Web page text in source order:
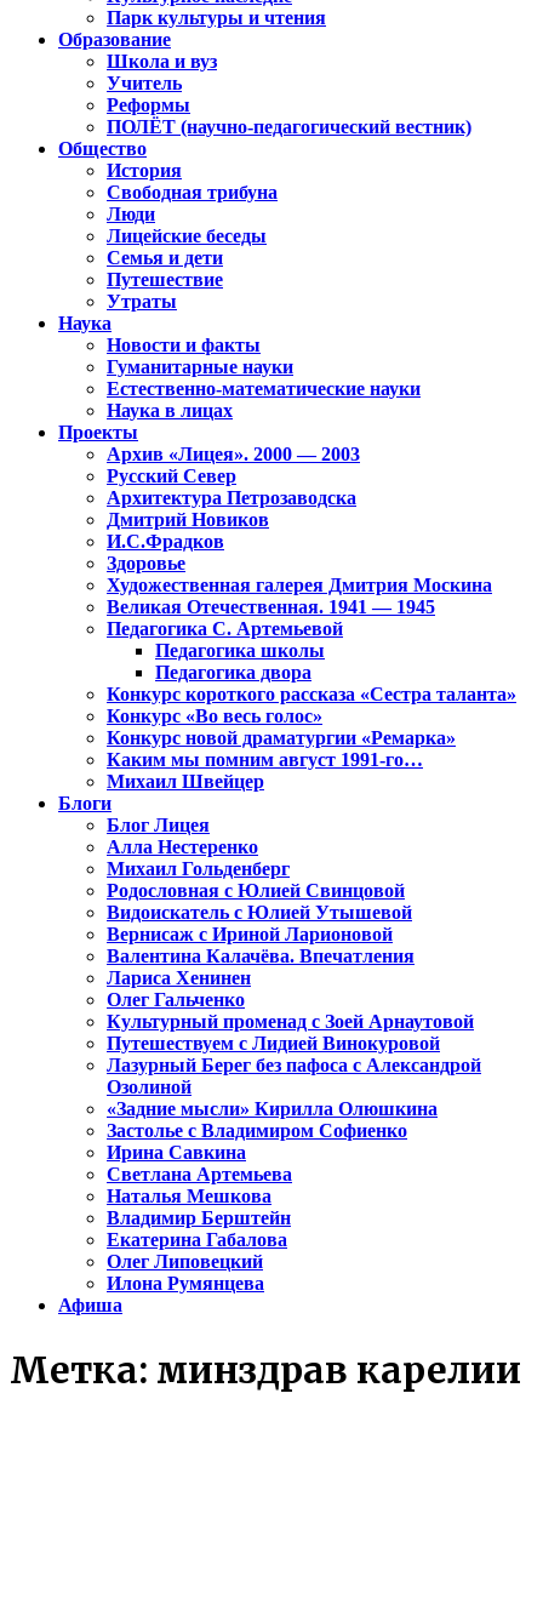
Парк культуры и чтения
Образование
Школа и вуз
Учитель
Реформы
ПОЛЁТ (научно-педагогический вестник)
Общество
История
Свободная трибуна
Люди
Лицейские беседы
Семья и дети
Путешествие
Утраты
Наука
Новости и факты
Гуманитарные науки
Естественно-математические науки
Наука в лицах
Проекты
Архив «Лицея». 2000 — 2003
Русский Север
Архитектура Петрозаводска
Дмитрий Новиков
И.С.Фрадков
Здоровье
Художественная галерея Дмитрия Москина
Великая Отечественная. 1941 — 1945
Педагогика С. Артемьевой
Педагогика школы
Педагогика двора
Конкурс короткого рассказа «Сестра таланта»
Конкурс «Во весь голос»
Конкурс новой драматургии «Ремарка»
Каким мы помним август 1991-го…
Михаил Швейцер
Блоги
Блог Лицея
Алла Нестеренко
Михаил Гольденберг
Родословная с Юлией Свинцовой
Видоискатель с Юлией Утышевой
Вернисаж с Ириной Ларионовой
Валентина Калачёва. Впечатления
Лариса Хенинен
Олег Гальченко
Культурный променад с Зоей Арнаутовой
Путешествуем с Лидией Винокуровой
Лазурный Берег без пафоса с Александрой
Озолиной
«Задние мысли» Кирилла Олюшкина
Застолье с Владимиром Софиенко
Ирина Савкина
Светлана Артемьева
Наталья Мешкова
Владимир Берштейн
Екатерина Габалова
Олег Липовецкий
Илона Румянцева
Афиша
Метка: минздрав карелии